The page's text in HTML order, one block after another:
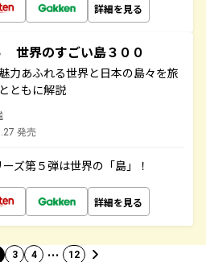
詳細を見る
世界のすごい島３００
力あふれる世界と日本の島々を旅
ともに解説
発売
ズ第５弾は世界の「島」！
詳細を見る
3 4 … 12